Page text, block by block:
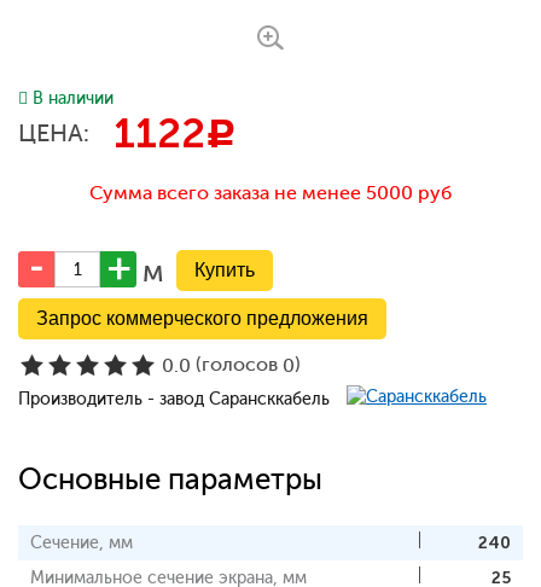
В наличии
ЦЕНА: 1122c
Сумма всего заказа не менее 5000 руб
м
Запрос коммерческого предложения
0.0 (голосов 0)
Производитель - завод Сарансккабель
Основные параметры
Сечение, мм
240
Минимальное сечение экрана, мм
25